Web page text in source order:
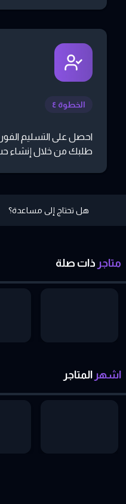
الخطوة ٤
احصل على التسليم الفوري
طلبك من خلال إنشاء
هل تحتاج إلى مساعدة؟
متاجر ذات صلة
اشهر المتاجر